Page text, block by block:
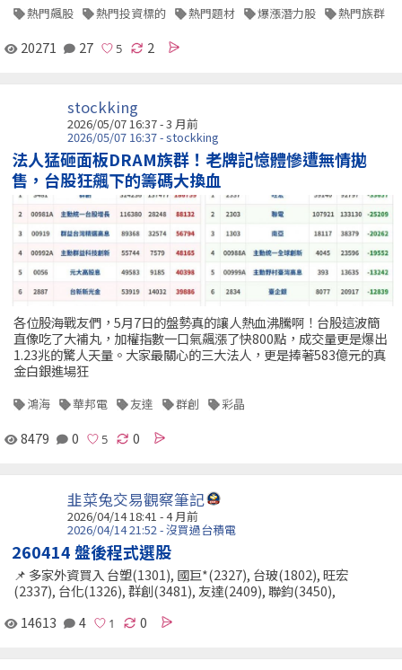
熱門飆股 熱門投資標的 熱門題材 爆漲潛力股 熱門族群
20271 27 2
stockking
2026/05/07 16:37 - 3 月前
2026/05/07 16:37 - stockking
法人猛砸面板DRAM族群！老牌記憶體慘遭無情拋
售，台股狂飆下的籌碼大換血
各位股海戰友們，5月7日的盤勢真的讓人熱血沸騰啊！台股這波簡
直像吃了大補丸，加權指數一口氣飆漲了快800點，成交量更是爆出
1.23兆的驚人天量。大家最關心的三大法人，更是捧著583億元的真
金白銀進場狂
鴻海 華邦電 友達 群創 彩晶
8479 0 0
韭菜兔交易觀察筆記
2026/04/14 18:41 - 4 月前
2026/04/14 21:52 - 沒買過台積電
260414 盤後程式選股
📌 多家外資買入 台塑(1301), 國巨*(2327), 台玻(1802), 旺宏
(2337), 台化(1326), 群創(3481), 友達(2409), 聯鈞(3450),
14613
4 0